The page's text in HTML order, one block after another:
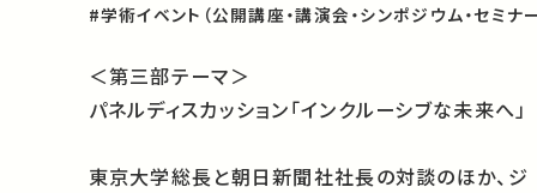
#学術イベント（公開講座・講演会・シンポジウム・セミナ
＜第三部テーマ＞
パネルディスカッション「インクルーシブな未来へ」
東京大学総長と朝日新聞社社長の対談のほか、ジ